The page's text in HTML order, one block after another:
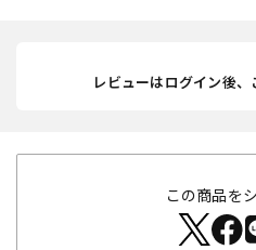
レビューはログイン後、
この商品を